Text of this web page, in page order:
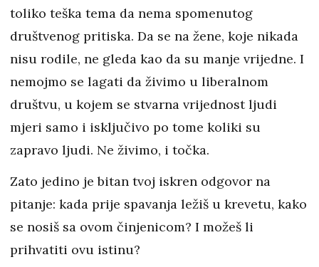
toliko teška tema da nema spomenutog
društvenog pritiska. Da se na žene, koje nikada
nisu rodile, ne gleda kao da su manje vrijedne. I
nemojmo se lagati da živimo u liberalnom
društvu, u kojem se stvarna vrijednost ljudi
mjeri samo i isključivo po tome koliki su
zapravo ljudi. Ne živimo, i točka.
Zato jedino je bitan tvoj iskren odgovor na
pitanje: kada prije spavanja ležiš u krevetu, kako
se nosiš sa ovom činjenicom? I možeš li
prihvatiti ovu istinu?